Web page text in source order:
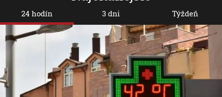
24 hodín 3 dni Týždeň